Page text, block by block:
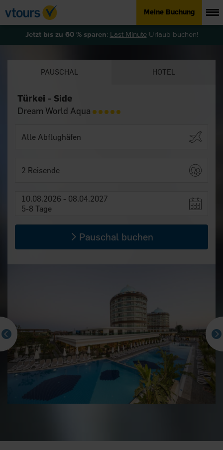
Meine Buchung
Jetzt bis zu 60 % sparen: Last MinuteUrlaub buchen!
PAUSCHAL HOTEL
Türkei - Side
Dream World Aqua
2 Reisende
10.08.2026 - 08.04.2027
5-8 Tage
Pauschal buchen